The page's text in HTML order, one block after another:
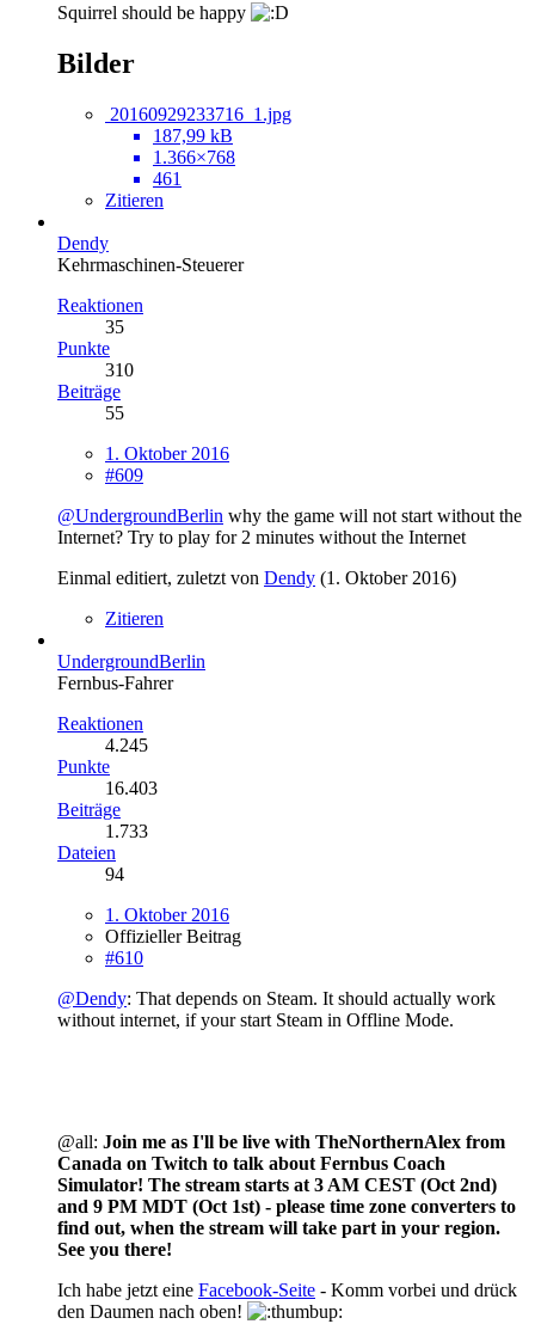
Squirrel should be happy
Bilder
20160929233716_1.jpg
187,99 kB
1.366×768
461
Zitieren
Dendy
Kehrmaschinen-Steuerer
Reaktionen
35
Punkte
310
Beiträge
55
1. Oktober 2016
#609
@UndergroundBerlin why the game will not start without the
Internet? Try to play for 2 minutes without the Internet
Einmal editiert, zuletzt von Dendy (1. Oktober 2016)
Zitieren
UndergroundBerlin
Fernbus-Fahrer
Reaktionen
4.245
Punkte
16.403
Beiträge
1.733
Dateien
94
1. Oktober 2016
Offizieller Beitrag
#610
@Dendy: That depends on Steam. It should actually work
without internet, if your start Steam in Offline Mode.
@all: Join me as I'll be live with TheNorthernAlex from
Canada on Twitch to talk about Fernbus Coach
Simulator! The stream starts at 3 AM CEST (Oct 2nd)
and 9 PM MDT (Oct 1st) - please time zone converters to
find out, when the stream will take part in your region.
See you there!
Ich habe jetzt eine Facebook-Seite - Komm vorbei und drück
den Daumen nach oben!